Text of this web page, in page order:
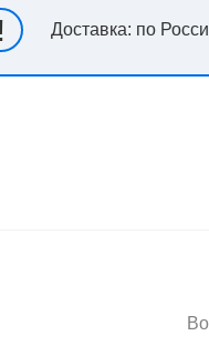
! Доставка: по